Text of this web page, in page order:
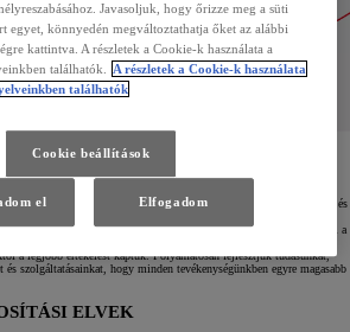
során - még az eredeti Toyoda családi szövőipari vállalkozás idejéből, és
Ezt a hírnevet igyekszünk fenntartani és tovább gyarapítani. Ráadásul a
a legjobb értékelést kaptuk. Folyamatosan fejlesztjük tudásunkat,
szolgáltatásainkat, hogy minden tevékenységünkben egyre magasabb
ELVEK
Javasoljuk, hogy őrizze meg a süti
egyet, könnyedén megváltoztathatja őket az alábbi
kattintva. A részletek a Cookie-k használata a
találhatók.
A részletek a Cookie-k használata
találhatók
Cookie beállítások
el Elfogadom